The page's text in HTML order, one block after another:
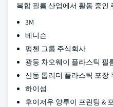
복합 필름 산업에서 활동 중인
3M
베니슨
펑첸 그룹 주식회사
광둥 차오웨이 플라스틱 필
산동 톱리더 플라스틱 포장
하이섬
후이저우 양루이 프린팅 &